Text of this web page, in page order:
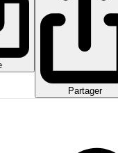
Partager